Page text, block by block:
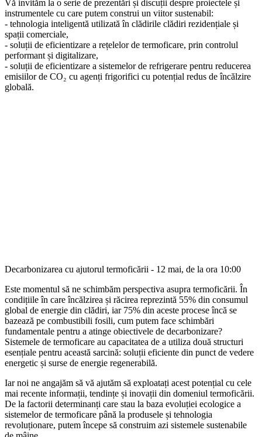
Vă invităm la o serie de prezentări și discuții despre proiectele și
instrumentele cu care putem construi un viitor sustenabil:
- tehnologia inteligentă utilizată în clădirile clădiri rezidențiale și
spații comerciale,
- soluții de eficientizare a rețelelor de termoficare, prin controlul
performant și digitalizare,
- soluții de eficientizare a sistemelor de refrigerare pentru reducerea
emisiilor de CO₂ cu agenți frigorifici cu potențial redus de încălzire
globală.
Decarbonizarea cu ajutorul termoficării - 12 mai, de la ora 10:00
Este momentul să ne schimbăm perspectiva asupra termoficării. În
condițiile în care încălzirea și răcirea reprezintă 55% din consumul
global de energie din clădiri, iar 75% din aceste procese încă se
bazează pe combustibili fosili, cum putem face schimbări
fundamentale pentru a atinge obiectivele de decarbonizare?
Sistemele de termoficare au capacitatea de a utiliza două structuri
esențiale pentru această sarcină: soluții eficiente din punct de vedere
energetic și surse de energie regenerabilă.
Iar noi ne angajăm să vă ajutăm să exploatați acest potențial cu cele
mai recente informații, tendințe și inovații din domeniul termoficării.
De la factorii determinanți care stau la baza evoluției ecologice a
sistemelor de termoficare până la produsele și tehnologia
revoluționare, putem începe să construim azi sistemele sustenabile